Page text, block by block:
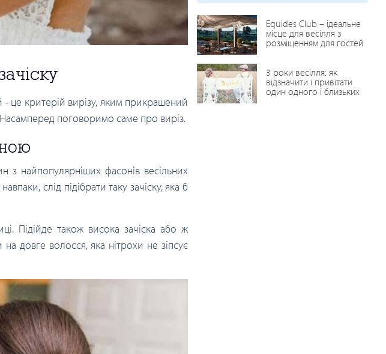
- це критерій вирізу, яким прикрашений
поговоримо саме про виріз.
з найпопулярніших фасонів весільних
слід підібрати таку зачіску, яка б
Підійде також висока зачіска або ж
довге волосся, яка нітрохи не зіпсує
Equides Club – ідеальне
місце для весілля з
розміщенням для гостей
3 роки весілля: як
відзначити і привітати
один одного і близьких